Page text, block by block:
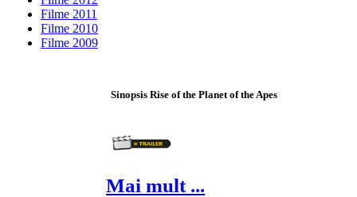
Filme 2011
Filme 2010
Filme 2009
Sinopsis Rise of the Planet of the Apes
Mai mult ...